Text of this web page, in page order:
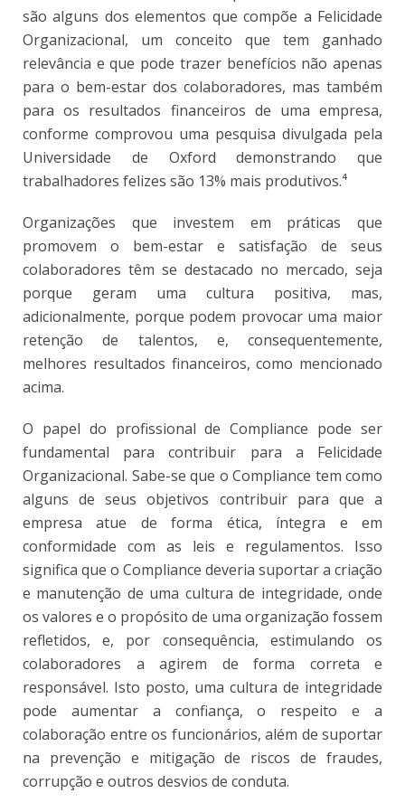
são alguns dos elementos que compõe a Felicidade
Organizacional, um conceito que tem ganhado
relevância e que pode trazer benefícios não apenas
para o bem-estar dos colaboradores, mas também
para os resultados financeiros de uma empresa,
conforme comprovou uma pesquisa divulgada pela
Universidade de Oxford demonstrando que
trabalhadores felizes são 13% mais produtivos.⁴
Organizações que investem em práticas que
promovem o bem-estar e satisfação de seus
colaboradores têm se destacado no mercado, seja
porque geram uma cultura positiva, mas,
adicionalmente, porque podem provocar uma maior
retenção de talentos, e, consequentemente,
melhores resultados financeiros, como mencionado
acima.
O papel do profissional de Compliance pode ser
fundamental para contribuir para a Felicidade
Organizacional. Sabe-se que o Compliance tem como
alguns de seus objetivos contribuir para que a
empresa atue de forma ética, íntegra e em
conformidade com as leis e regulamentos. Isso
significa que o Compliance deveria suportar a criação
e manutenção de uma cultura de integridade, onde
os valores e o propósito de uma organização fossem
refletidos, e, por consequência, estimulando os
colaboradores a agirem de forma correta e
responsável. Isto posto, uma cultura de integridade
pode aumentar a confiança, o respeito e a
colaboração entre os funcionários, além de suportar
na prevenção e mitigação de riscos de fraudes,
corrupção e outros desvios de conduta.